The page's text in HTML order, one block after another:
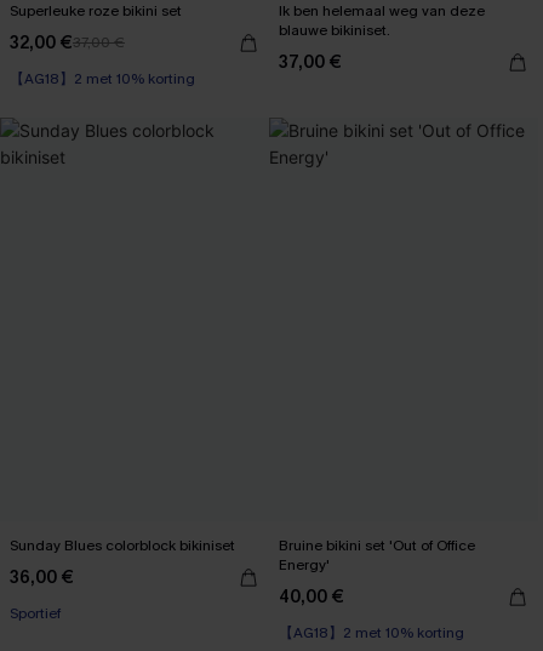
Superleuke roze bikini set
32,00 €37,00 €
【AG18】2 met 10% korting
Ik ben helemaal weg van deze
blauwe bikiniset.
37,00 €
Sunday Blues colorblock bikiniset
36,00 €
Sportief
Bruine bikini set 'Out of Office
Energy'
40,00 €
【AG18】2 met 10% korting
Op voorraad